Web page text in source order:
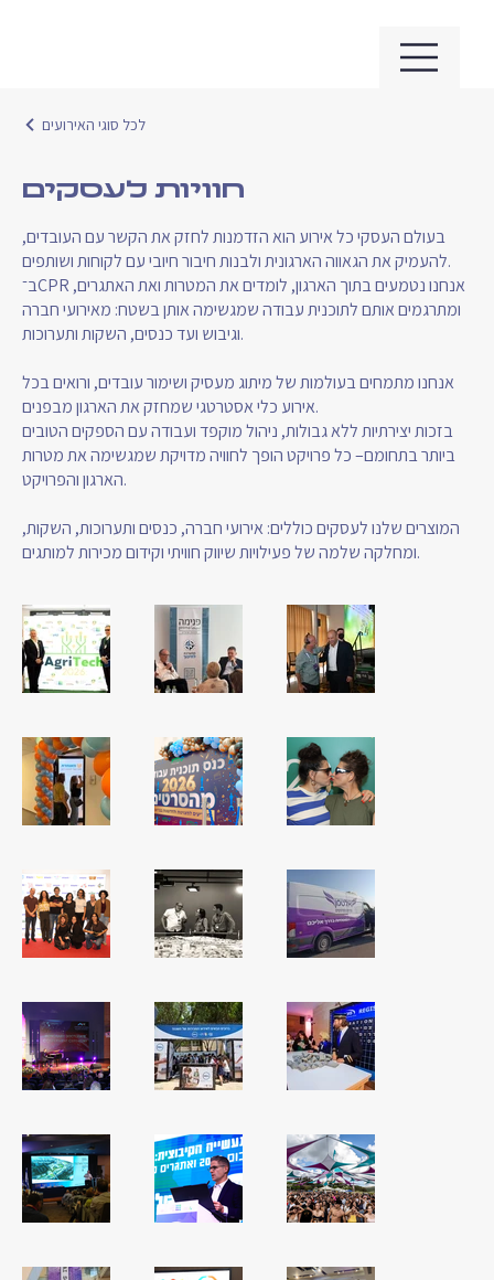
לכל סוגי האירועים
חוויות לעסקים
בעולם העסקי כל אירוע הוא הזדמנות לחזק את הקשר עם העובדים,
להעמיק את הגאווה הארגונית ולבנות חיבור חיובי עם לקוחות ושותפים.
ב־CPR אנחנו נטמעים בתוך הארגון, לומדים את המטרות ואת האתגרים,
ומתרגמים אותם לתוכנית עבודה שמגשימה אותן בשטח: מאירועי חברה
וגיבוש ועד כנסים, השקות ותערוכות.
אנחנו מתמחים בעולמות של מיתוג מעסיק ושימור עובדים, ורואים בכל
אירוע כלי אסטרטגי שמחזק את הארגון מבפנים.
בזכות יצירתיות ללא גבולות, ניהול מוקפד ועבודה עם הספקים הטובים
ביותר בתחומם– כל פרויקט הופך לחוויה מדויקת שמגשימה את מטרות
הארגון והפרויקט.
המוצרים שלנו לעסקים כוללים: אירועי חברה, כנסים ותערוכות, השקות,
ומחלקה שלמה של פעילויות שיווק חוויתי וקידום מכירות למותגים.